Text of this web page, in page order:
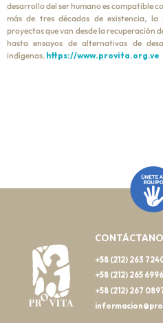
desarrollo del ser humano es compatible
más de tres décadas de existencia,
proyectos que van desde la recuperación
hasta ensayos de alternativas de
indígenas. https://www.provita.org.ve
+58 (212) 263
+58 (212) 265 6996
+58 (212) 267